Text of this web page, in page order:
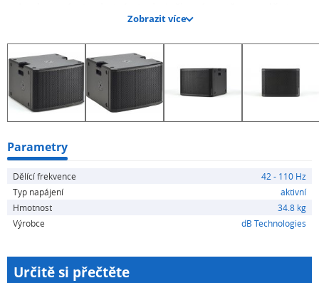
přepravu. Výhodou je možnost vertikálního i
horizontálního umístění subwooferu.
Zobrazit více
Parametry
Dělící frekvence
42 - 110 Hz
Typ napájení
aktivní
Hmotnost
34.8 kg
Výrobce
dB Technologies
Určitě si přečtěte